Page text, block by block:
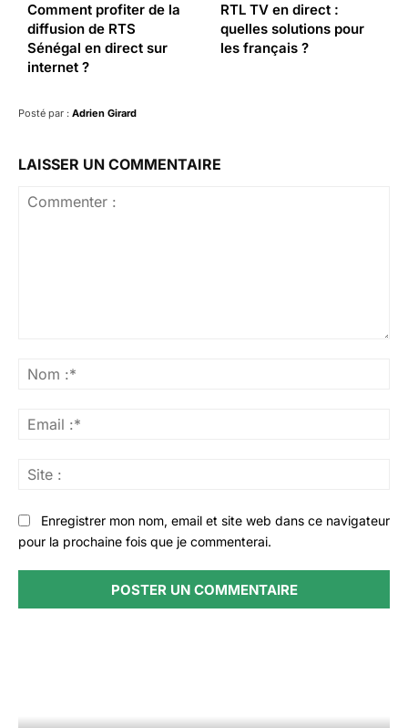
Comment profiter de la
diffusion de RTS
Sénégal en direct sur
internet ?
RTL TV en direct :
quelles solutions pour
les français ?
Posté par : Adrien Girard
LAISSER UN COMMENTAIRE
Enregistrer mon nom, email et site web dans ce navigateur
pour la prochaine fois que je commenterai.